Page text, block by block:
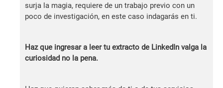
surja la magia, requiere de un trabajo previo con un
poco de investigación, en este caso indagarás en ti.
Haz que ingresar a leer tu extracto de LinkedIn valga la
curiosidad no la pena.